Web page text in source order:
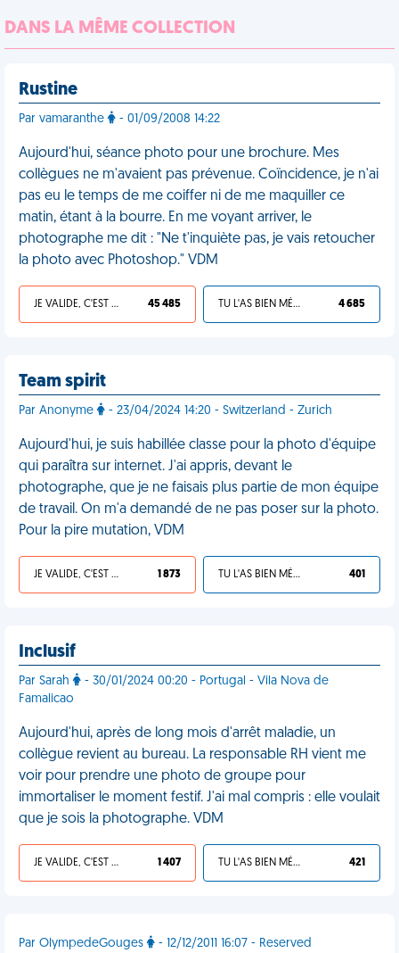
DANS LA MÊME COLLECTION
Rustine
Par vamaranthe - 01/09/2008 14:22
Aujourd'hui, séance photo pour une brochure. Mes
collègues ne m'avaient pas prévenue. Coïncidence, je n'ai
pas eu le temps de me coiffer ni de me maquiller ce
matin, étant à la bourre. En me voyant arriver, le
photographe me dit : "Ne t'inquiète pas, je vais retoucher
la photo avec Photoshop." VDM
JE VALIDE, C'EST UNE VDM 45 485 TU L'AS BIEN MÉRITÉ 4 685
Team spirit
Par Anonyme - 23/04/2024 14:20 - Switzerland - Zurich
Aujourd'hui, je suis habillée classe pour la photo d'équipe
qui paraîtra sur internet. J'ai appris, devant le
photographe, que je ne faisais plus partie de mon équipe
de travail. On m'a demandé de ne pas poser sur la photo.
Pour la pire mutation, VDM
JE VALIDE, C'EST UNE VDM 1 873 TU L'AS BIEN MÉRITÉ 401
Inclusif
Par Sarah
- 30/01/2024 00:20 - Portugal - Vila Nova de
Famalicao
Aujourd'hui, après de long mois d'arrêt maladie, un
collègue revient au bureau. La responsable RH vient me
voir pour prendre une photo de groupe pour
immortaliser le moment festif. J'ai mal compris : elle voulait
que je sois la photographe. VDM
JE VALIDE, C'EST UNE VDM 1 407 TU L'AS BIEN MÉRITÉ 421
Par OlympedeGouges - 12/12/2011 16:07 - Reserved